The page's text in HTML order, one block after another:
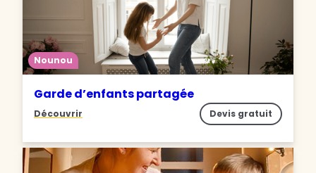
Nounou
Garde d’enfants partagée
Découvrir Devis gratuit